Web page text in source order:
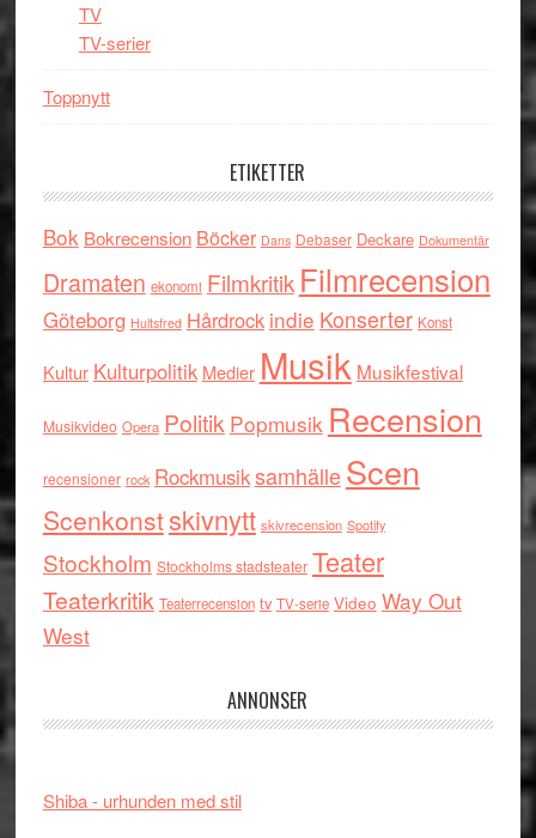
TV
TV-serier
Toppnytt
ETIKETTER
Bok Bokrecension Böcker Dans Debaser Deckare Dokumentär
Dramaten ekonomi Filmkritik Filmrecension
Göteborg Hultsfred Hårdrock indie Konserter Konst
Kultur Kulturpolitik Medier Musik Musikfestival
Musikvideo Opera Politik Popmusik Recension
recensioner rock RockmusiksamhälleScen
Scenkonstskivnytt skivrecension Spotify
Stockholm Stockholms stadsteater Teater
Teaterkritik Teaterrecension tv TV-serie Video Way Out
West
ANNONSER
Shiba - urhunden med stil